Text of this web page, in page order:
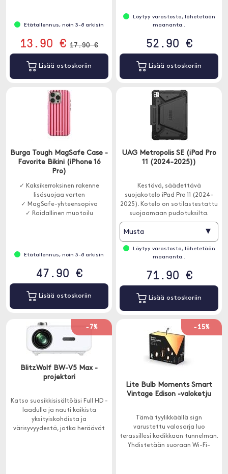
Etätallennus, noin 3-8 arkisin
13.90 € 17.90 €
Lisää ostoskoriin
Löytyy varastosta, lähetetään
maananta..
52.90 €
Lisää ostoskoriin
Burga Tough MagSafe Case -
Favorite Bikini (iPhone 16
Pro)
✓ Kaksikerroksinen rakenne
lisäsuojaa varten
✓ MagSafe-yhteensopiva
✓ Raidallinen muotoilu
Etätallennus, noin 3-8 arkisin
47.90 €
Lisää ostoskoriin
UAG Metropolis SE (iPad Pro
11 (2024-2025))
Kestävä, säädettävä
suojakotelo iPad Pro 11 (2024-
2025). Kotelo on sotilastestattu
suojaamaan pudotuksilta.
Musta ▾
Löytyy varastosta, lähetetään
maananta..
71.90 €
Lisää ostoskoriin
-7%
BlitzWolf BW-V5 Max -
projektori
Katso suosikkisisältöäsi Full HD -
laadulla ja nauti kaikista
yksityiskohdista ja
värisyvyydestä, jotka heräävät
-15%
Lite Bulb Moments Smart
Vintage Edison -valoketju
Tämä tyylikkäällä sign
varustettu valosarja luo
terassillesi kodikkaan tunnelman.
Yhdistetään suoraan Wi-Fi-